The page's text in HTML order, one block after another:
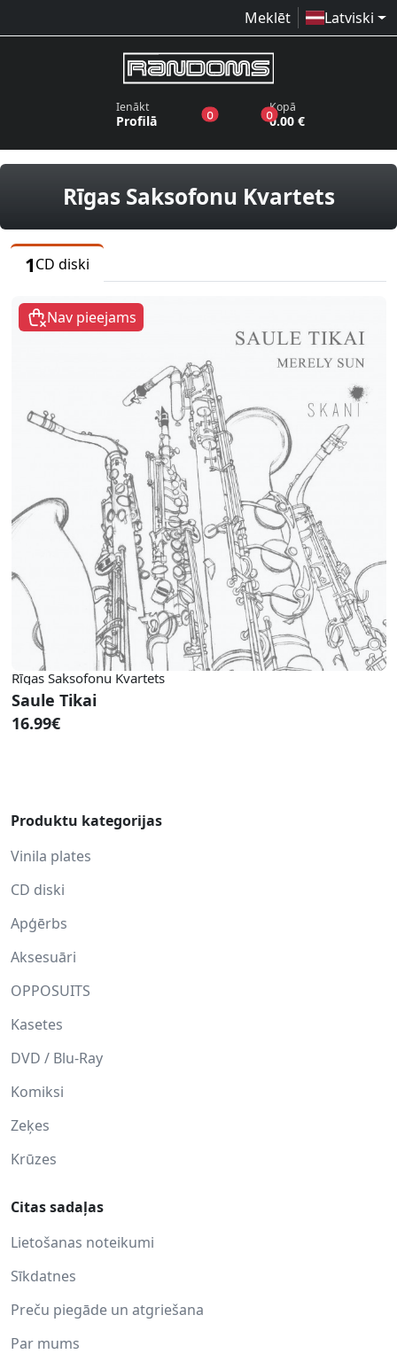
Meklēt Latviski
Ienākt
Profilā 0produkti vēlmju sarakstā
0produkti grozā
Kopā
0.00 €
Rīgas Saksofonu KvartetsCD
1CD diski
Nav pieejams
Rīgas Saksofonu Kvartets
Saule Tikai
16.99€
Produktu kategorijas
Vinila plates
CD diski
Apģērbs
Aksesuāri
OPPOSUITS
Kasetes
DVD / Blu-Ray
Komiksi
Zeķes
Krūzes
Citas sadaļas
Lietošanas noteikumi
Sīkdatnes
Preču piegāde un atgriešana
Par mums